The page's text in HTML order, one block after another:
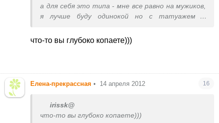
а для себя это типа - мне все равно на мужиков,
я лучше буду одинокой но с татуажем и
женщины. все делаем для себя- что-бы
чувствовать себя уверенней в окружении
тоже не любят, так что не удачный пример вы
любят- они за природность! это слово много
значит! по поводу ногтей- можно же наростить
что-то вы глубоко копаете)))
Елена-прекрассная • 14 апреля 2012 16
irissk@
что-то вы глубоко копаете)))